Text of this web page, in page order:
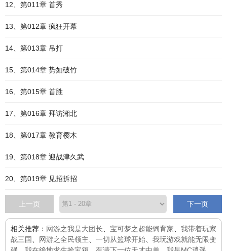
12、第011章 首秀
13、第012章 疯狂开幕
14、第013章 吊打
15、第014章 势如破竹
16、第015章 首胜
17、第016章 拜访湘北
18、第017章 教育樱木
19、第018章 迎战津久武
20、第019章 见招拆招
上一页 下一页
相关推荐： 网游之我是大团长 宝可梦之超能饲育家
我带着玩家
战三国
网游之全民领主 一切从篮球开始
我玩游戏就能无限变